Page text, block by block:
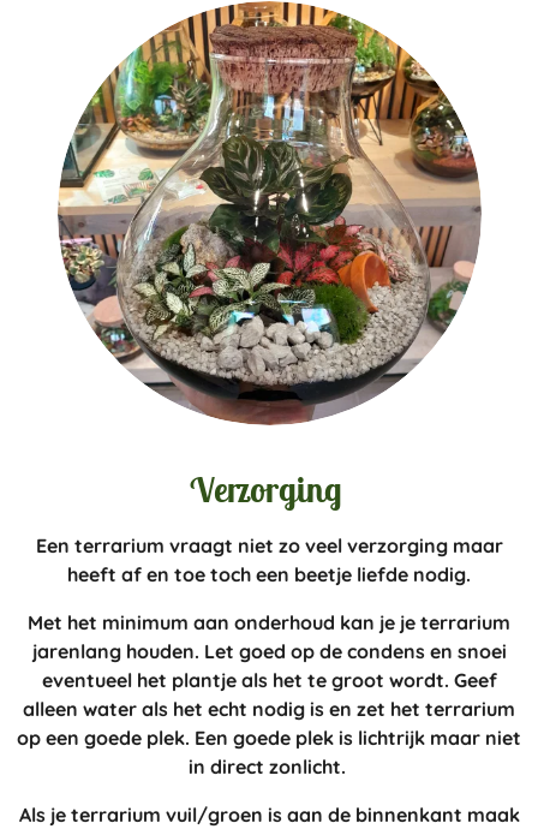
Verzorging
Een terrarium vraagt niet zo veel verzorging maar
heeft af en toe toch een beetje liefde nodig.
Met het minimum aan onderhoud kan je je terrarium
jarenlang houden. Let goed op de condens en snoei
eventueel het plantje als het te groot wordt. Geef
alleen water als het echt nodig is en zet het terrarium
op een goede plek. Een goede plek is lichtrijk maar niet
in direct zonlicht.
Als je terrarium vuil/groen is aan de binnenkant maak